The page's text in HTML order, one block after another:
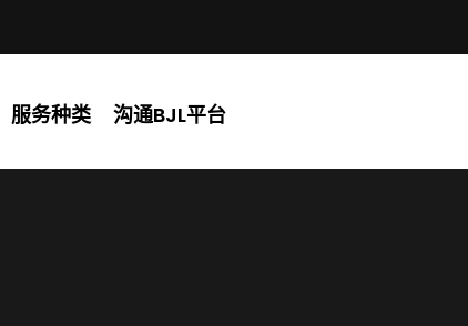
服务种类 沟通BJL平台